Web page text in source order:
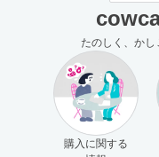
たのしく、か
購入に関する